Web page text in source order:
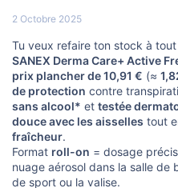
s
u
s
s
i
o
n
2 Octobre 2025
Tu veux refaire ton stock à
SANEX Derma Care+ Active
prix plancher de 10,91 € (≈
de protection contre
sans alcool* et testée
douce avec les aisselles tout
fraîcheur.
Format roll-on = dosage
nuage aérosol dans la salle de
de sport ou la valise.